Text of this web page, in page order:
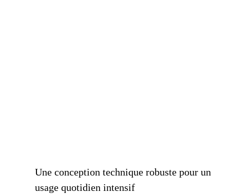
Une conception technique robuste pour un
usage quotidien intensif